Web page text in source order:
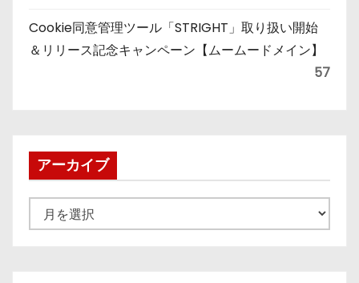
Cookie同意管理ツール「STRIGHT」取り扱い開始
＆リリース記念キャンペーン【ムームードメイン】
57
アーカイブ
ー